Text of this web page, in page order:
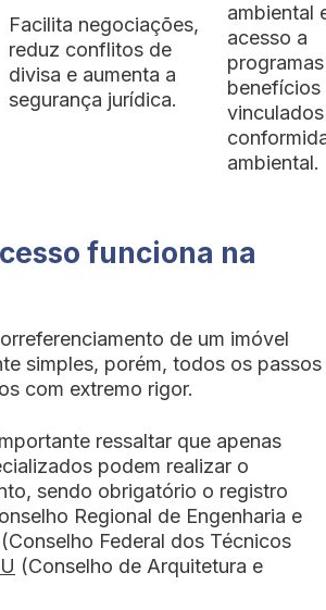
Facilita negociações,
reduz conflitos de
divisa e aumenta a
segurança jurídica.
ambiental
acesso a
benefícios
ambiental.
funciona na
de um imóvel
simples, porém, todos os passos
com extremo rigor.
ressaltar que apenas
podem realizar o
sendo obrigatório o registro
Regional de Engenharia e
(Conselho Federal dos Técnicos
(Conselho de Arquitetura e